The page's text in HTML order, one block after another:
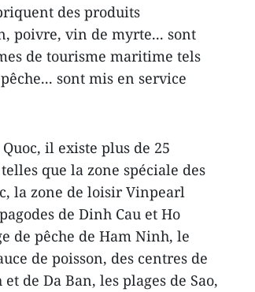
des produits
poivre, vin de myrte... sont
de tourisme maritime tels
sont mis en service
il existe plus de 25
que la zone spéciale des
la zone de loisir Vinpearl
de Dinh Cau et Ho
de pêche de Ham Ninh, le
de poisson, des centres de
de Da Ban, les plages de Sao,